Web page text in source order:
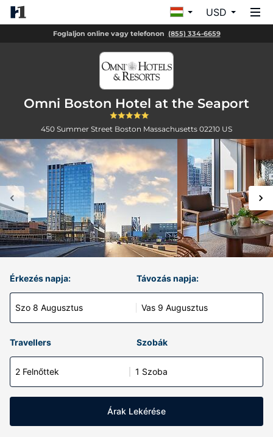
USD
Foglaljon online vagy telefonon (855) 334-6659
Omni Boston Hotel at the Seaport
450 Summer Street Boston Massachusetts 02210 US
Érkezés napja:
Szo 8 Augusztus
Távozás napja:
Vas 9 Augusztus
Travellers Szobák
2 Felnőttek 1 Szoba
Árak Lekérése